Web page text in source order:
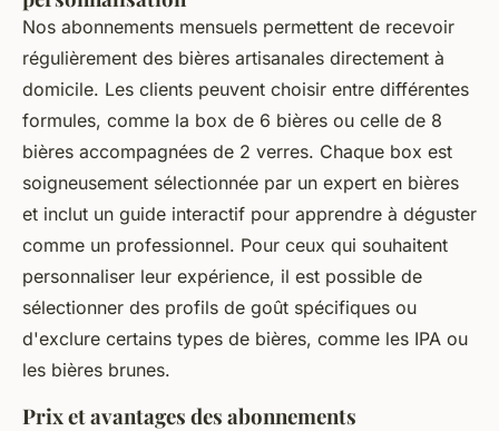
Nos abonnements mensuels permettent de recevoir
régulièrement des bières artisanales directement à
domicile. Les clients peuvent choisir entre différentes
formules, comme la box de 6 bières ou celle de 8
bières accompagnées de 2 verres. Chaque box est
soigneusement sélectionnée par un expert en bières
et inclut un guide interactif pour apprendre à déguster
comme un professionnel. Pour ceux qui souhaitent
personnaliser leur expérience, il est possible de
sélectionner des profils de goût spécifiques ou
d'exclure certains types de bières, comme les IPA ou
les bières brunes.
Prix et avantages des abonnements